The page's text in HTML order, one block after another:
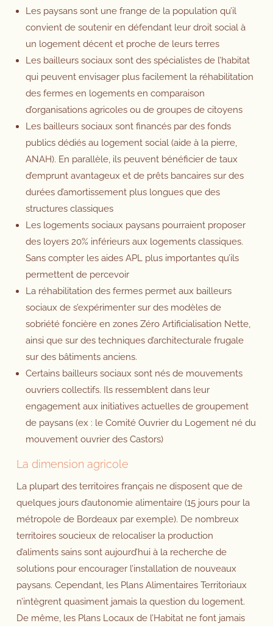
Les paysans sont une frange de la population qu’il
convient de soutenir en défendant leur droit social à
un logement décent et proche de leurs terres
Les bailleurs sociaux sont des spécialistes de l’habitat
qui peuvent envisager plus facilement la réhabilitation
des fermes en logements en comparaison
d’organisations agricoles ou de groupes de citoyens
Les bailleurs sociaux sont financés par des fonds
publics dédiés au logement social (aide à la pierre,
ANAH). En parallèle, ils peuvent bénéficier de taux
d’emprunt avantageux et de prêts bancaires sur des
durées d’amortissement plus longues que des
structures classiques
Les logements sociaux paysans pourraient proposer
des loyers 20% inférieurs aux logements classiques.
Sans compter les aides APL plus importantes qu’ils
permettent de percevoir
La réhabilitation des fermes permet aux bailleurs
sociaux de s’expérimenter sur des modèles de
sobriété foncière en zones Zéro Artificialisation Nette,
ainsi que sur des techniques d’architecturale frugale
sur des bâtiments anciens.
Certains bailleurs sociaux sont nés de mouvements
ouvriers collectifs. Ils ressemblent dans leur
engagement aux initiatives actuelles de groupement
de paysans (ex : le Comité Ouvrier du Logement né du
mouvement ouvrier des Castors)
La dimension agricole
La plupart des territoires français ne disposent que de
quelques jours d’autonomie alimentaire (15 jours pour la
métropole de Bordeaux par exemple). De nombreux
territoires soucieux de relocaliser la production
d’aliments sains sont aujourd’hui à la recherche de
solutions pour encourager l’installation de nouveaux
paysans. Cependant, les Plans Alimentaires Territoriaux
n’intègrent quasiment jamais la question du logement.
De même, les Plans Locaux de l’Habitat ne font jamais